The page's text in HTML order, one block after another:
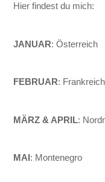
Hier findest du mich:
JANUAR: Österreich
FEBRUAR: Frankreich
MÄRZ & APRIL:
MAI: Montenegro